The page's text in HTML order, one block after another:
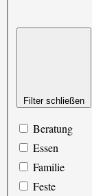
Filter schließen
Beratung
Essen
Familie
Feste